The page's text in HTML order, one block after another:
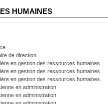
HUMAINES
de direction
en gestion des ressources humaines
en gestion des ressources humaines
en gestion des ressources humaines
en administration
en administration